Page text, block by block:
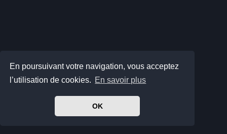
En poursuivant votre navigation, vous acceptez
l’utilisation de cookies. En savoir plus
OK